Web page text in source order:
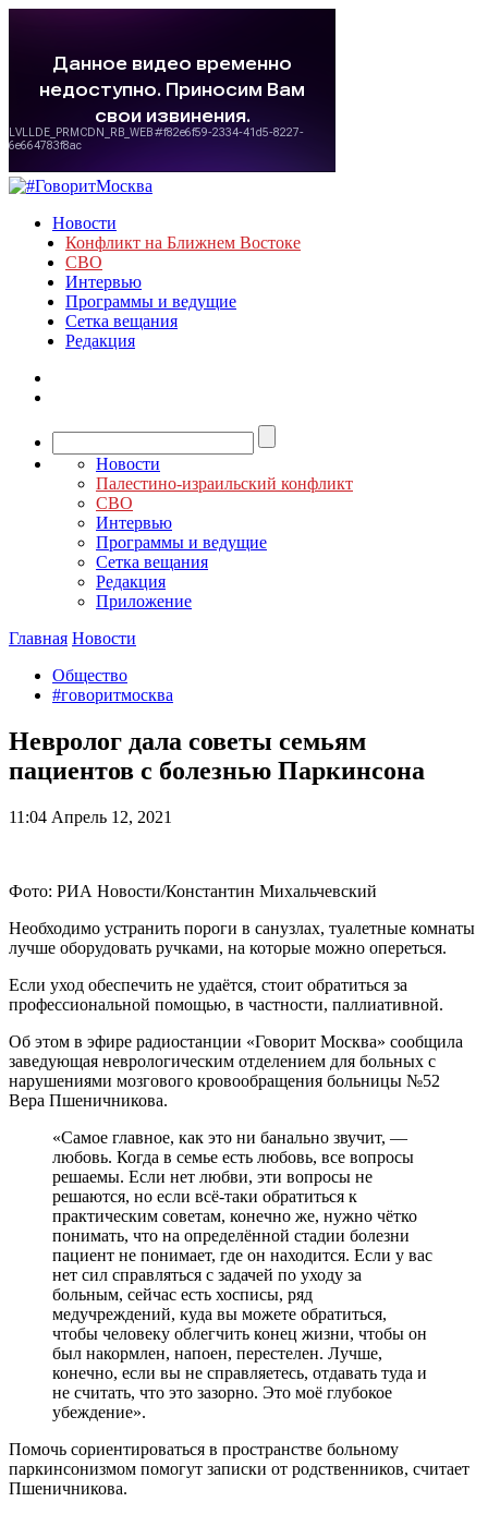
Новости
Конфликт на Ближнем Востоке
СВО
Интервью
Программы и ведущие
Сетка вещания
Редакция
Новости
Палестино-израильский конфликт
СВО
Интервью
Программы и ведущие
Сетка вещания
Редакция
Приложение
Главная Новости
Общество
#говоритмосква
Невролог дала советы семьям
пациентов с болезнью Паркинсона
11:04 Апрель 12, 2021
Фото: РИА Новости/Константин Михальчевский
Необходимо устранить пороги в санузлах, туалетные комнаты
лучше оборудовать ручками, на которые можно опереться.
Если уход обеспечить не удаётся, стоит обратиться за
профессиональной помощью, в частности, паллиативной.
Об этом в эфире радиостанции «Говорит Москва» сообщила
заведующая неврологическим отделением для больных с
нарушениями мозгового кровообращения больницы №52
Вера Пшеничникова.
«Самое главное, как это ни банально звучит, —
любовь. Когда в семье есть любовь, все вопросы
решаемы. Если нет любви, эти вопросы не
решаются, но если всё-таки обратиться к
практическим советам, конечно же, нужно чётко
понимать, что на определённой стадии болезни
пациент не понимает, где он находится. Если у вас
нет сил справляться с задачей по уходу за
больным, сейчас есть хосписы, ряд
медучреждений, куда вы можете обратиться,
чтобы человеку облегчить конец жизни, чтобы он
был накормлен, напоен, перестелен. Лучше,
конечно, если вы не справляетесь, отдавать туда и
не считать, что это зазорно. Это моё глубокое
убеждение».
Помочь сориентироваться в пространстве больному
паркинсонизмом помогут записки от родственников, считает
Пшеничникова.